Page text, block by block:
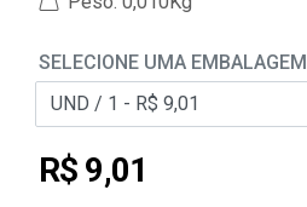
SELECIONE UMA EMBALAGEM
R$ 9,01